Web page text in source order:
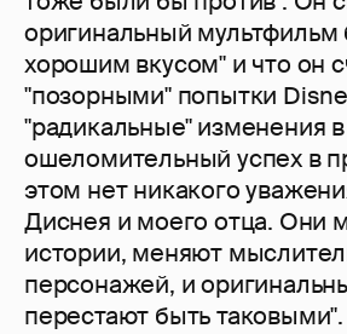
оригинальный мультфильм
хорошим вкусом" и что он
"позорными" попытки
"радикальные" изменения
ошеломительный успех в
этом нет никакого
Диснея и моего отца. Они
истории, меняют
персонажей, и
перестают быть таковыми".